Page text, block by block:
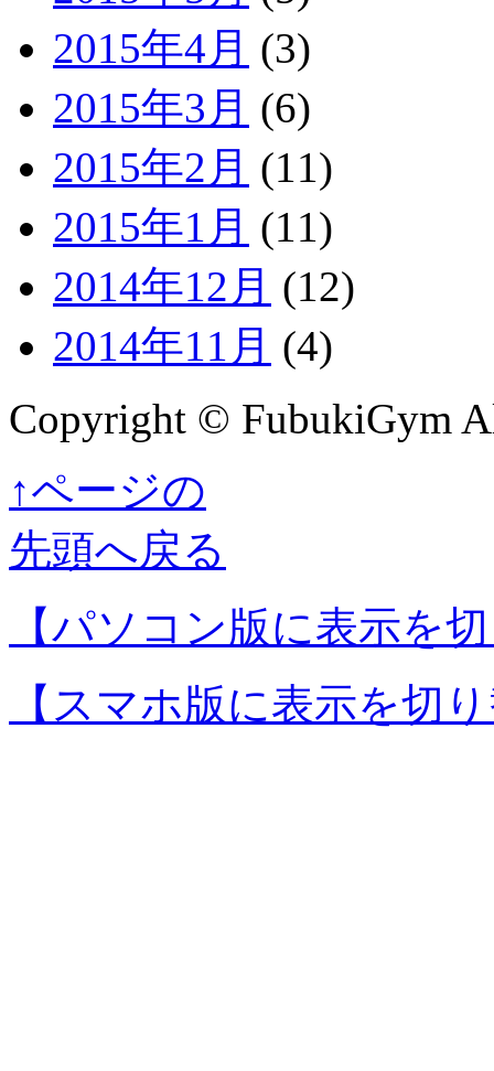
2015年4月 (3)
2015年3月 (6)
2015年2月 (11)
2015年1月 (11)
2014年12月 (12)
2014年11月 (4)
Copyright © FubukiGym
↑ページの
先頭へ戻る
【パソコン版に表示を
【スマホ版に表示を切